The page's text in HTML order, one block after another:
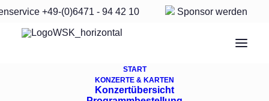
+49-(0)6471 - 94 42 10 Sponsor werden
START
KONZERTE & KARTEN
Konzertübersicht